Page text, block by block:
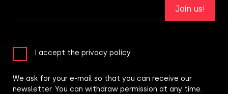
Join us!
I accept the privacy policy
We ask for your e-mail so that you can receive our
newsletter. You can withdraw permission at any time.